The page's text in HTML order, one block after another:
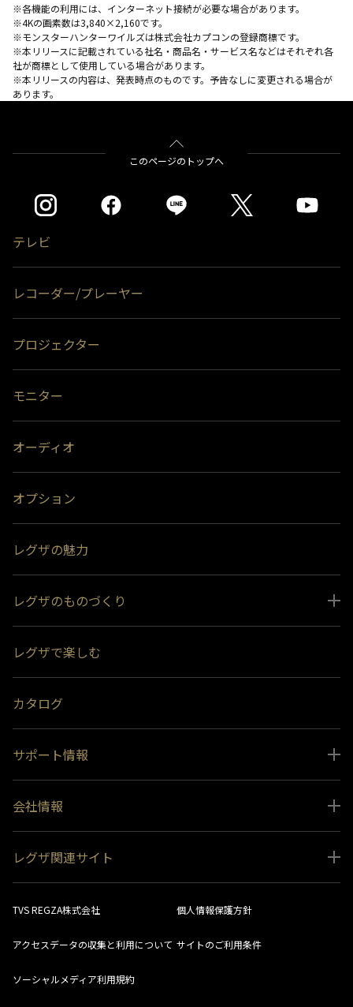
※各機能の利用には、インターネット接続が必要な場合があります。
※4Kの画素数は3,840×2,160です。
※モンスターハンターワイルズは株式会社カプコンの登録商標です。
※本リリースに記載されている社名・商品名・サービス名などはそれぞれ各
社が商標として使用している場合があります。
※本リリースの内容は、発表時点のものです。予告なしに変更される場合が
あります。
このページのトップへ
テレビ
レコーダー/プレーヤー
プロジェクター
モニター
オーディオ
オプション
レグザの魅力
レグザのものづくり
スペシャルコンテンツ
受賞履歴
レグザで楽しむ
カタログ
サポート情報
取扱説明書ダウンロード
インフォメーション 一覧
生産終了商品一覧
ソフトウェアダウンロード情報
会社情報
ニュース
会社概要
レグザ関連サイト
レグザ オンラインストア
レグザ メンバーズ
法人向けサイト
視聴分析サービス
TVS REGZA株式会社 個人情報保護方針
アクセスデータの収集と利用について サイトのご利用条件
ソーシャルメディア利用規約